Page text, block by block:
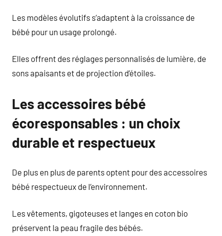
Les modèles évolutifs s’adaptent à la croissance de
bébé pour un usage prolongé.
Elles offrent des réglages personnalisés de lumière, de
sons apaisants et de projection d’étoiles.
Les accessoires bébé
écoresponsables : un choix
durable et respectueux
De plus en plus de parents optent pour des accessoires
bébé respectueux de l’environnement.
Les vêtements, gigoteuses et langes en coton bio
préservent la peau fragile des bébés.